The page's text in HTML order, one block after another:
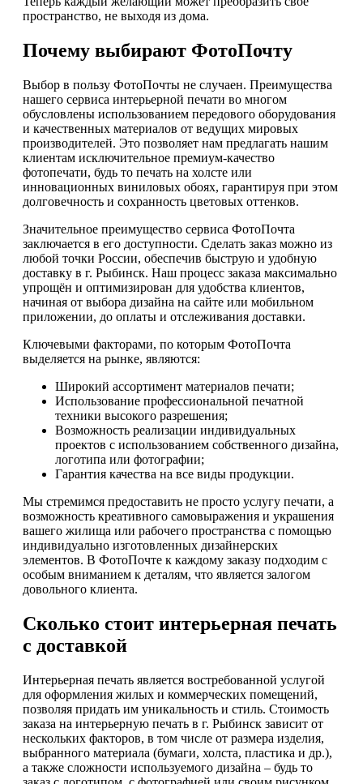
пространство, не выходя из дома.
Почему выбирают ФотоПочту
Выбор в пользу ФотоПочты не случаен. Преимущества
нашего сервиса интерьерной печати во многом
обусловлены использованием передового оборудования
и качественных материалов от ведущих мировых
производителей. Это позволяет нам предлагать нашим
клиентам исключительное премиум-качество
фотопечати, будь то печать на холсте или
инновационных виниловых обоях, гарантируя при этом
долговечность и сохранность цветовых оттенков.
Значительное преимущество сервиса ФотоПочта
заключается в его доступности. Сделать заказ можно из
любой точки России, обеспечив быструю и удобную
доставку в г. Рыбинск. Наш процесс заказа максимально
упрощён и оптимизирован для удобства клиентов,
начиная от выбора дизайна на сайте или мобильном
приложении, до оплаты и отслеживания доставки.
Ключевыми факторами, по которым ФотоПочта
выделяется на рынке, являются:
Широкий ассортимент материалов печати;
Использование профессиональной печатной
техники высокого разрешения;
Возможность реализации индивидуальных
проектов с использованием собственного дизайна,
логотипа или фотографии;
Гарантия качества на все виды продукции.
Мы стремимся предоставить не просто услугу печати, а
возможность креативного самовыражения и украшения
вашего жилища или рабочего пространства с помощью
индивидуально изготовленных дизайнерских
элементов. В ФотоПочте к каждому заказу подходим с
особым вниманием к деталям, что является залогом
довольного клиента.
Сколько стоит интерьерная печать
с доставкой
Интерьерная печать является востребованной услугой
для оформления жилых и коммерческих помещений,
позволяя придать им уникальность и стиль. Стоимость
заказа на интерьерную печать в г. Рыбинск зависит от
нескольких факторов, в том числе от размера изделия,
выбранного материала (бумаги, холста, пластика и др.),
а также сложности используемого дизайна – будь то